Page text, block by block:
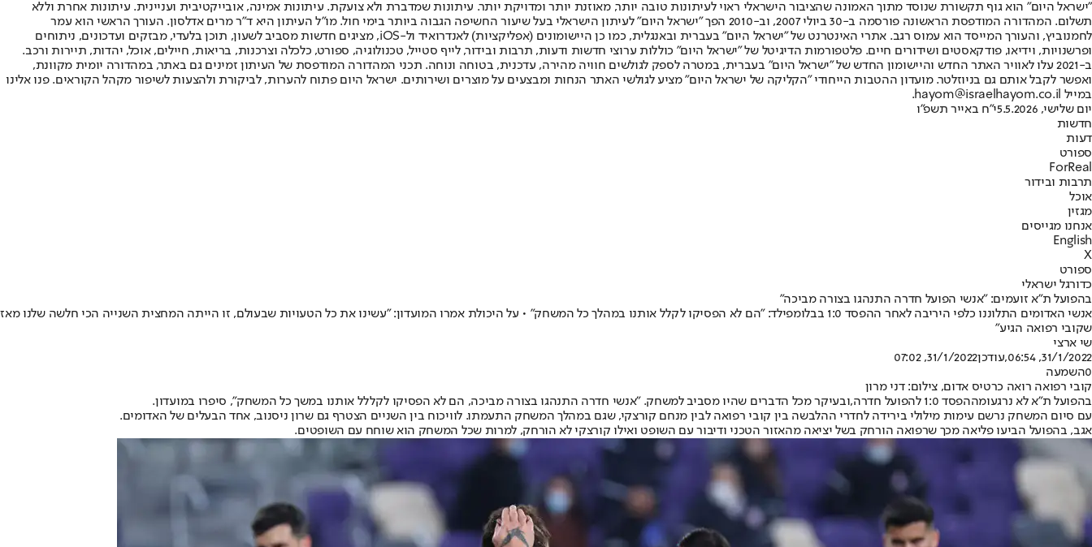
"ישראל היום" הוא גוף תקשורת שנוסד מתוך האמונה שהציבור הישראלי ראוי לעיתונות טובה יותר, מאוזנת יותר ומדויקת יותר. עיתונות שמדברת ולא צועקת. עיתונות אמינה, אובייקטיבית ועניינית. עיתונות אחרת וללא
תשלום. המהדורה המודפסת הראשונה פורסמה ב-30 ביולי 2007, וב-2010 הפך "ישראל היום" לעיתון הישראלי בעל שיעור החשיפה הגבוה ביותר בימי חול. מו"ל העיתון היא ד"ר מרים אדלסון. העורך הראשי הוא עמר
לחמנוביץ, והעורך המייסד הוא עמוס רגב. אתרי האינטרנט של "ישראל היום" בעברית ובאנגלית, כמו כן היישומונים (אפליקציות) לאנדרואיד ול-iOS, מציגים חדשות מסביב לשעון, תוכן בלעדי, מבזקים ועדכונים, ניתוחים
ופרשנויות, וידיאו, פודקאסטים ושידורים חיים. פלטפורמות הדיגיטל של "ישראל היום" כוללות ערוצי חדשות ודעות, תרבות ובידור, לייף סטייל, טכנולוגיה, ספורט, כלכלה וצרכנות, בריאות, חיילים, אוכל, יהדות, תיירות ורכב.
ב-2021 עלו לאוויר האתר החדש והיישומון החדש של "ישראל היום" בעברית, במטרה לספק לגולשים חוויה מהירה, עדכנית, בטוחה ונוחה. תכני המהדורה המודפסת של העיתון זמינים גם באתר, במהדורה יומית מקוונת,
ואפשר לקבל אותם גם בניוזלטר. מועדון ההטבות הייחודי "הקליקה של ישראל היום" מציע לגולשי האתר הנחות ומבצעים על מוצרים ושירותים. ישראל היום פתוח להערות, לביקורת ולהצעות לשיפור מקהל הקוראים. פנו אלינו
במייל hayom@israelhayom.co.il.
יום שלישי, 5.5.2026
י"ח באייר תשפ"ו
חדשות
דעות
ספורט
ForReal
תרבות ובידור
אוכל
מגזין
אנחנו מגייסים
English
X
ספורט
כדורגל ישראלי
בהפועל ת"א זועמים: "אנשי הפועל חדרה התנהגו בצורה מביכה"
אנשי האדומים התלוננו כלפי היריבה לאחר ההפסד 1:0 בבלומפילד: "הם לא הפסיקו לקלל אותנו במהלך כל המשחק" • על היכולת אמרו המועדון: "עשינו את כל הטעויות שבעולם, זו הייתה המחצית השנייה הכי חלשה שלנו מאז
שקובי רפואה הגיע"
שי ארצי
31/1/2022, 06:54
,עודכן31/1/2022, 07:02
0השמעה
קובי רפואה רואה כרטיס אדום, צילום: דני מרון
בהפועל ת"א לא נרגעומההפסד 1:0 להפועל חדרה,
ובעיקר מכל הדברים שהיו מסביב למשחק. "אנשי חדרה התנהגו בצורה מביכה, הם לא הפסיקו לקללל אותנו במשך כל המשחק", סיפרו במועדון.
עם סיום המשחק נרשם עימות מילולי בירידה לחדרי ההלבשה בין קובי רפואה לבין מנחם קורצקי, שגם במהלך המשחק התעמתו. לוויכוח בין השניים הצטרף גם שרון ניסנוב, אחד הבעלים של האדומים.
אגב, בהפועל הביעו פליאה מכך שרפואה הורחק בשל יציאה מהאזור הטכני ודיבור עם השופט ואילו קורצקי לא הורחק, למרות שכל המשחק הוא שוחח עם השופטים.